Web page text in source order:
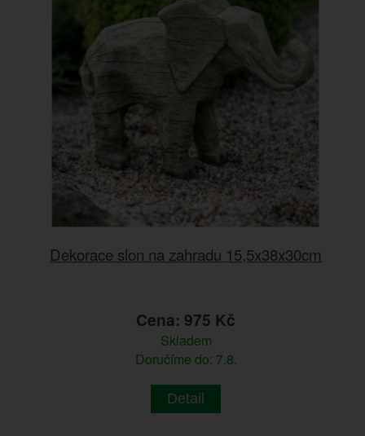
Dekorace slon na zahradu 15,5x38x30cm
Cena: 975 Kč
Skladem
Doručíme do: 7.8.
Detail